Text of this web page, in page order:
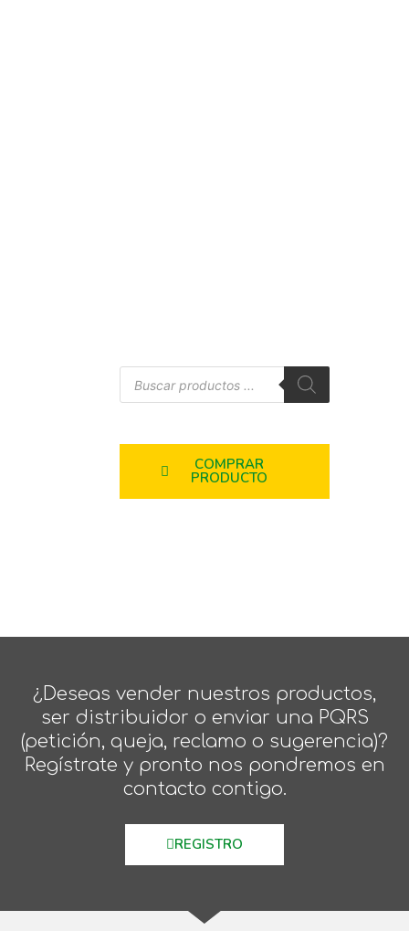
COMPRAR
PRODUCTO
¿Deseas vender nuestros productos,
ser distribuidor o enviar una PQRS
(petición, queja, reclamo o sugerencia)?
Regístrate y pronto nos pondremos en
contacto contigo.
REGISTRO